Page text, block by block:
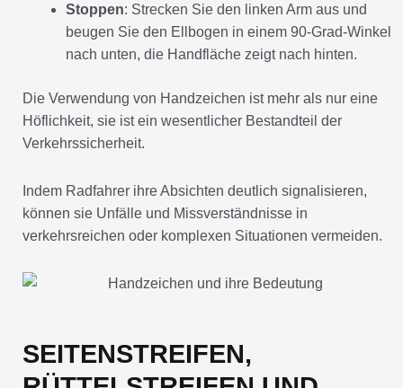
Stoppen: Strecken Sie den linken Arm aus und
beugen Sie den Ellbogen in einem 90-Grad-Winkel
nach unten, die Handfläche zeigt nach hinten.
Die Verwendung von Handzeichen ist mehr als nur eine
Höflichkeit, sie ist ein wesentlicher Bestandteil der
Verkehrssicherheit.
Indem Radfahrer ihre Absichten deutlich signalisieren,
können sie Unfälle und Missverständnisse in
verkehrsreichen oder komplexen Situationen vermeiden.
SEITENSTREIFEN,